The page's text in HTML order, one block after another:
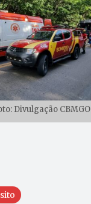
Divulgação CBMGO